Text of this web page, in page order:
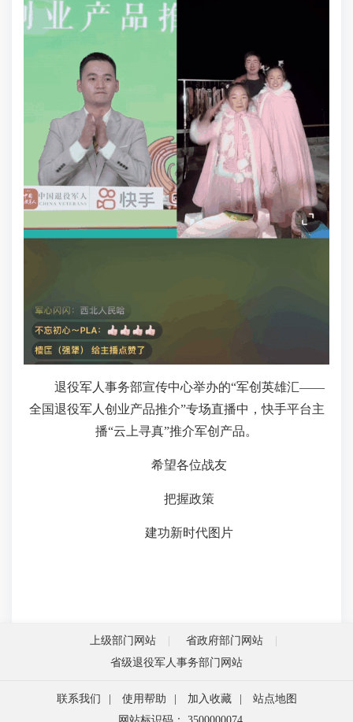
退役军人事务部宣传中心举办的“军创英雄汇——
全国退役军人创业产品推介”专场直播中，快手平台主
播“云上寻真”推介军创产品。
希望各位战友
把握政策
建功新时代图片
上级部门网站
省政府部门网站
省级退役军人事务部门网站
联系我们 使用帮助 加入收藏
站点地图